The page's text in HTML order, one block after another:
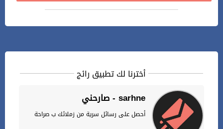
أخترنا لك تطبيق رائج
صارحني - sarhne
أحصل على رسائل سرية من زملائك ب صراحة